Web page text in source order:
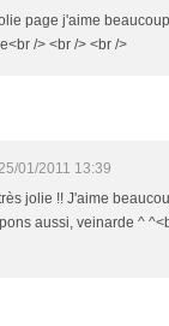
page j'aime
/> <br /> <br />
01/2011 13:39
jolie !! J'aime
aussi, veinarde ^